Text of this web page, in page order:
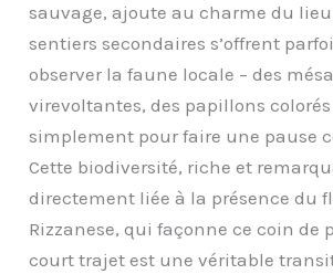
sauvage, ajoute au charme du
sentiers secondaires s’offrent
observer la faune locale – des
virevoltantes, des papillons colorés
simplement pour faire une pause
Cette biodiversité, riche et
directement liée à la présence du
Rizzanese, qui façonne ce coin de
court trajet est une véritable